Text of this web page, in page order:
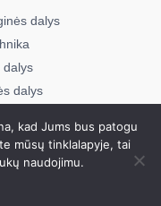
dalys
dalys
dalys
© 2026
kad Jums bus patogu
mūsų tinklalapyje, tai
naudojimu.